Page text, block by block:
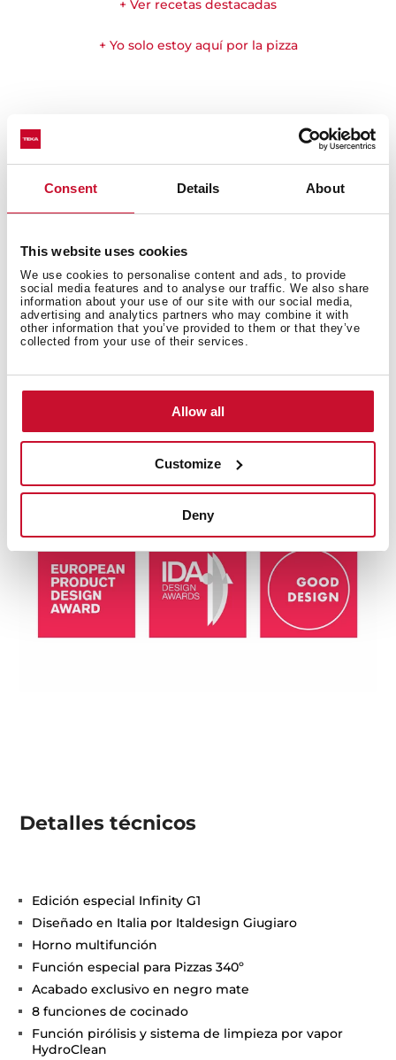
Consent Details About
This website uses cookies
We use cookies to personalise content and ads, to provide
social media features and to analyse our traffic. We also share
information about your use of our site with our social media,
advertising and analytics partners who may combine it with
other information that you’ve provided to them or that they’ve
collected from your use of their services.
Allow all
Customize
Deny
+ Ver recetas destacadas
+ Yo solo estoy aquí por la pizza
Producto multi-premiado
Este producto ha sido galardonado con varios de los
Premio Internacional Good Design, el Premio Europeo
de Diseño de Producto y el Premio Internacional de
Diseño.
Detalles técnicos
Edición especial Infinity G1
Diseñado en Italia por Italdesign Giugiaro
Horno multifunción
Función especial para Pizzas 340º
Acabado exclusivo en negro mate
8 funciones de cocinado
Función pirólisis y sistema de limpieza por vapor
HydroClean